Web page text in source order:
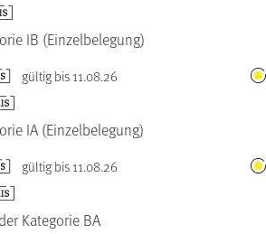
IB (Einzelbelegung)
IA (Einzelbelegung)
gültig bis 11.08.26
Kategorie BA
gültig bis 11.08.26